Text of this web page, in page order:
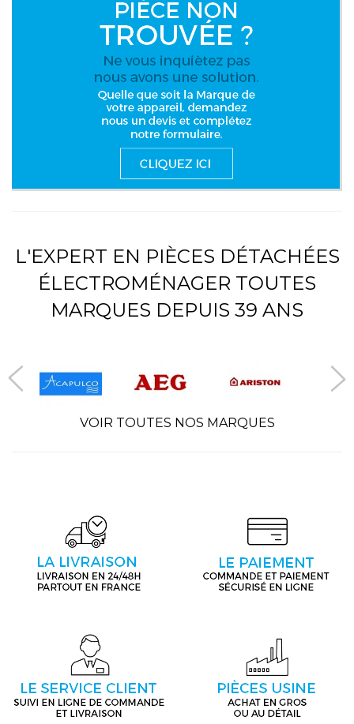
L'EXPERT EN PIÈCES DÉTACHÉES
ÉLECTROMÉNAGER TOUTES
MARQUES DEPUIS 39 ANS
VOIR TOUTES NOS MARQUES